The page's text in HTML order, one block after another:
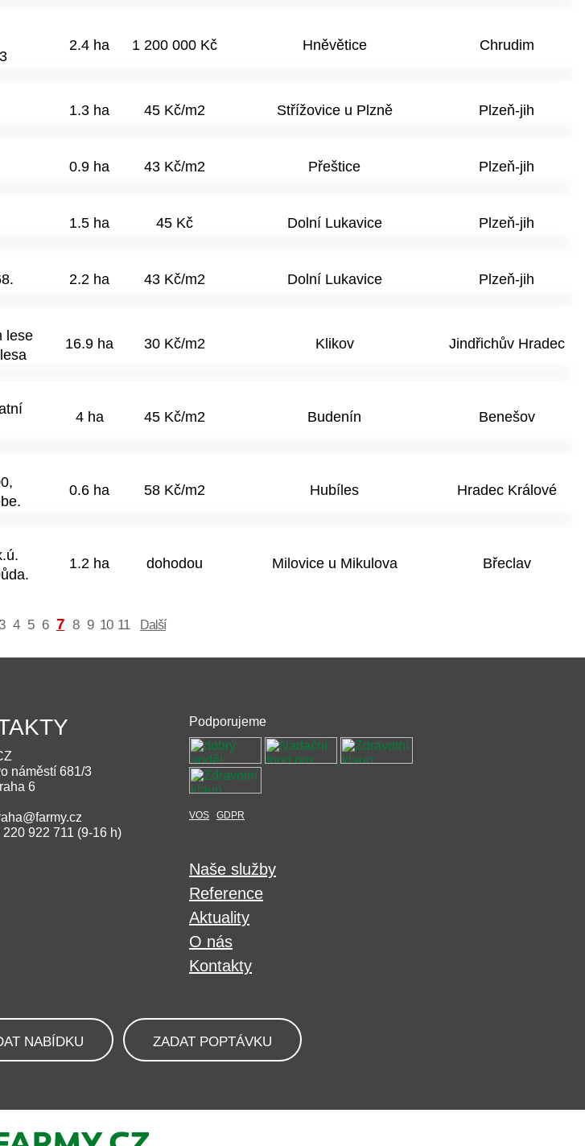
2.4 ha 1 200 000 Kč Hněvětice Chrudim
1.3 ha 45 Kč/m2 Střížovice u Plzně Plzeň-jih
0.9 ha 43 Kč/m2 Přeštice Plzeň-jih
1.5 ha 45 Kč Dolní Lukavice Plzeň-jih
2.2 ha 43 Kč/m2 Dolní Lukavice Plzeň-jih
lese
16.9 ha 30 Kč/m2 Klikov Jindřichův Hradec
4 ha 45 Kč/m2 Budenín Benešov
0.6 ha 58 Kč/m2 Hubíles Hradec Králové
1.2 ha dohodou Milovice u Mikulova Břeclav
4 5 6 7 8 9 10 11 Další
náměstí 681/3
6
220 922 711 (9-16 h)
Podporujeme
VOS GDPR
Naše služby
Reference
Aktuality
O nás
Kontakty
NABÍDKU ZADAT POPTÁVKU